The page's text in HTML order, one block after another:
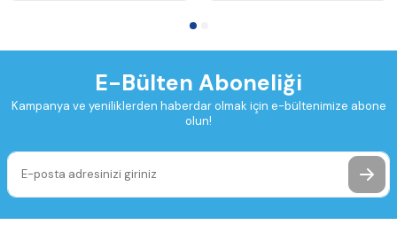
E-Bülten Aboneliği
Kampanya ve yeniliklerden haberdar olmak için e-bültenimize abone
olun!